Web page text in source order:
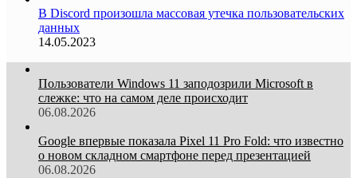
В Discord произошла массовая утечка пользовательских
данных
14.05.2023
Пользователи Windows 11 заподозрили Microsoft в
слежке: что на самом деле происходит
06.08.2026
Google впервые показала Pixel 11 Pro Fold: что известно
о новом складном смартфоне перед презентацией
06.08.2026